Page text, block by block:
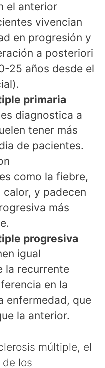
el anterior
vivencian
en progresión y
a posteriori
25 años desde el
primaria
diagnostica a
tener más
de pacientes.
como la fiebre,
y padecen
más
progresiva
igual
la recurrente
en la
enfermedad, que
la anterior.
múltiple, el
los